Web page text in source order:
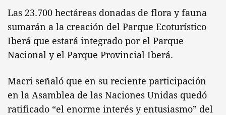
Las 23.700 hectáreas donadas de flora y fauna
sumarán a la creación del Parque Ecoturístico
Iberá que estará integrado por el Parque
Nacional y el Parque Provincial Iberá.
Macri señaló que en su reciente participación
en la Asamblea de las Naciones Unidas quedó
ratificado “el enorme interés y entusiasmo” del